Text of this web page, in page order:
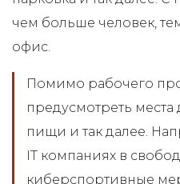
чем больше человек,
офис.
Помимо рабочего
предусмотреть
пищи и так далее.
IT компаниях в
киберспортивные